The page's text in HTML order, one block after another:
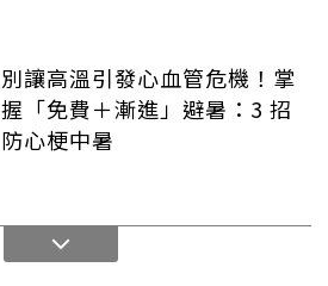
別讓高溫引發心血管危機！掌
握「免費＋漸進」避暑：3 招
防心梗中暑